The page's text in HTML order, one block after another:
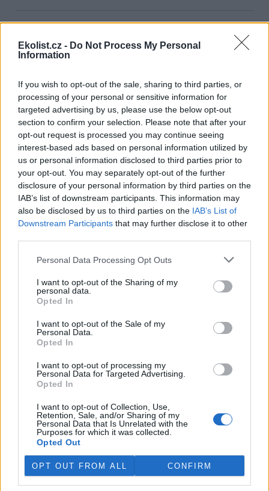
Ekolist.cz - Do Not Process My Personal
Information
If you wish to opt-out of the sale, sharing to third parties, or
processing of your personal or sensitive information for
targeted advertising by us, please use the below opt-out
section to confirm your selection. Please note that after your
opt-out request is processed you may continue seeing
interest-based ads based on personal information utilized by
us or personal information disclosed to third parties prior to
your opt-out. You may separately opt-out of the further
disclosure of your personal information by third parties on the
IAB’s list of downstream participants. This information may
also be disclosed by us to third parties on the IAB’s List of
Downstream Participants that may further disclose it to other
Personal Data Processing Opt Outs
I want to opt-out of the Sharing of my
personal data.
Opted In
I want to opt-out of the Sale of my
Personal Data.
Opted In
I want to opt-out of processing my
Personal Data for Targeted Advertising.
Opted In
I want to opt-out of Collection, Use,
Retention, Sale, and/or Sharing of my
Personal Data that Is Unrelated with the
Purposes for which it was collected.
Opted Out
OPT OUT FROM ALL CONFIRM
Soud v Miláně nařídil vypnout vysoké pece v největší
27.7.2026 20:32 (ČTK )
nařídil největší italské ocelárně
kvůli znečišťování azbestem a
jemným polétavým prachem
vypnout vysoké pece.
Ocelárně Acciaierie d’Italia (ADI) z jihoitalského města Taranto
nařizuje, aby tak učinila do 90 dnů od doručení rozsudku, informují
agentury ANSA a Adnkronos. Pokud chce firma provoz obnovit,
musí podle soudu odstranit zbývající azbest z vysokých pecí a
snížit množství vypuštěných jemných polétavých prachů PM10 a
PM2,5.
Česko v roce 2023 vyprodukovalo 538 kg na odpadu
na osobu, víc než byl průměr EU
27.7.2026 19:51 (ČTK)
Česko v roce 2023
komunálního odpadu na
osobu, což bylo o 27 kilogramů
to z analýzy projektu Evropa v datech. Oproti rokům 2022 a 2021
se jedná o mírné zlepšení. Podle dat Eurostatu Česko v roce 2022
vyprodukovalo 549 kg komunálního odpadu, o rok dříve pak 570.
Země se podle analýzy také rychle zlepšuje v cirkulárním využití
materiálů, tedy ve využívání recyklovaných materiálů.
Ministerstvo zemědělství kvůli suchu obnoví dotace do
vodárenské infrastruktury
27.7.2026 19:24 ( ČTK )
Diskuse: 1
reakci na dlouhodobé sucho
obnoví dotace na výstavbu a
zabezpečení vodárenské